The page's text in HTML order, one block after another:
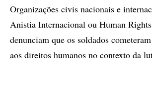
Organizações civis nacionais e
Anistia Internacional ou Human
denunciam que os soldados
aos direitos humanos no contexto da